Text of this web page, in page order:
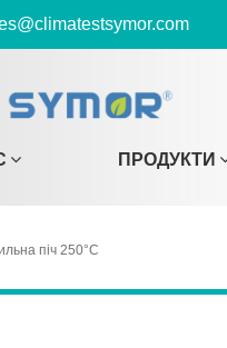
ПРОДУКТИ
піч 250°C